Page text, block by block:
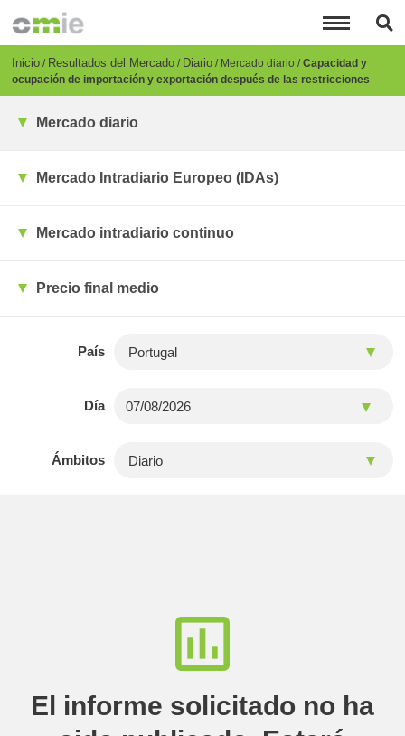
principal
Breadcrumb
Inicio Resultados del Mercado Diario Mercado diario Capacidad y
ocupación de importación y exportación después de las restricciones
Mercado diario
Mercado Intradiario Europeo (IDAs)
Mercado intradiario continuo
Precio final medio
País
Día
Ámbitos
El informe solicitado no ha